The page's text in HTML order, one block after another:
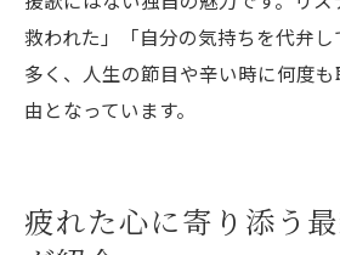
救われた」「自分の気持ちを代弁
多く、人生の節目や辛い時に何度
由となっています。
疲れた心に寄り添う